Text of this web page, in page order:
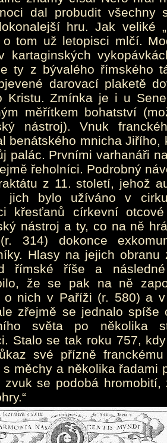
dal probudit všechny
hru. Jak veliké
tom už letopisci mlčí.
kartaginských
ty z bývalého římského
darovací plaketě
Kristu. Zmínka je i u
měřítkem bohatství
nástroj). Vnuk
benátského mnicha
palác. Prvními varhanáři
řeholníci. Podrobný
z 11. století, jehož
jich bylo užíváno v
křesťanů církevní
nástroj a ty, co na ně
314) dokonce
Hlasy na jejich
římské říše a
že se pak na ně
o nich v Paříži (r. 580) a
zřejmě se jednalo spíše
světa po několika
Stalo se tak roku 757,
své přízně
s měchy a několika řadami
zvuk se podobá